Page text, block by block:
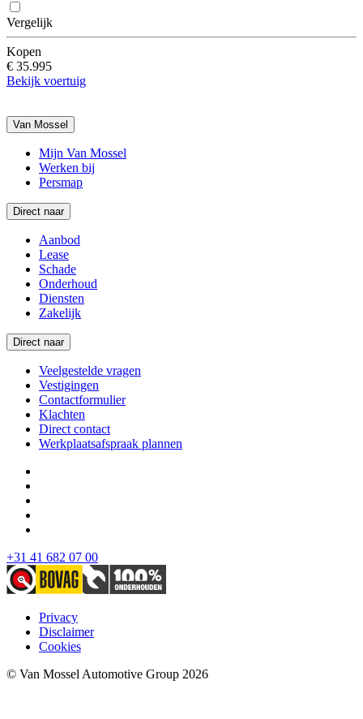
Vergelijk
Kopen
€ 35.995
Bekijk voertuig
Van Mossel
Mijn Van Mossel
Werken bij
Persmap
Direct naar
Aanbod
Lease
Schade
Onderhoud
Diensten
Zakelijk
Direct naar
Veelgestelde vragen
Vestigingen
Contactformulier
Klachten
Direct contact
Werkplaatsafspraak plannen
+31 41 682 07 00
Privacy
Disclaimer
Cookies
© Van Mossel Automotive Group 2026